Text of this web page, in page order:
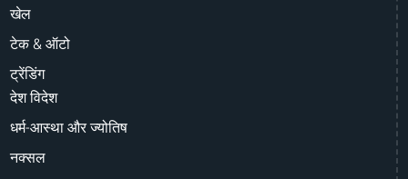
खेल
टेक & ऑटो
ट्रेंडिंग
देश विदेश
धर्म-आस्था और ज्योतिष
नक्सल